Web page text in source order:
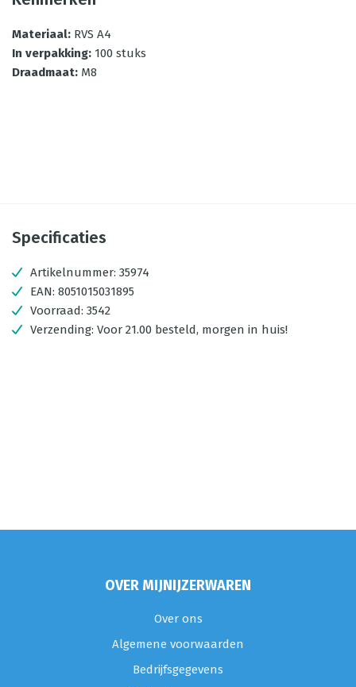
Materiaal: RVS A4
In verpakking: 100 stuks
Draadmaat: M8
Specificaties
Artikelnummer: 35974
EAN: 8051015031895
Voorraad: 3542
Verzending: Voor 21.00 besteld, morgen in huis!
OVER MIJNIJZERWAREN
Over ons
Algemene voorwaarden
Bedrijfsgegevens